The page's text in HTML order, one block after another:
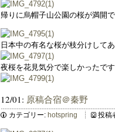
帰りに烏帽子山公園の桜が満開
日本中の有名な桜が枝分けして
夜桜を花見気分で楽しかったです
12/01: 原稿合宿＠秦野
カテゴリー: hotspring 投稿